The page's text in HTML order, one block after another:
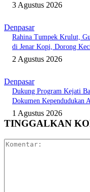
3 Agustus 2026
Denpasar
Rahina Tumpek Krulut,
di Jenar Kopi, Dorong
2 Agustus 2026
Denpasar
Dukung Program Kejati
Dokumen Kependudukan
1 Agustus 2026
TINGGALKAN